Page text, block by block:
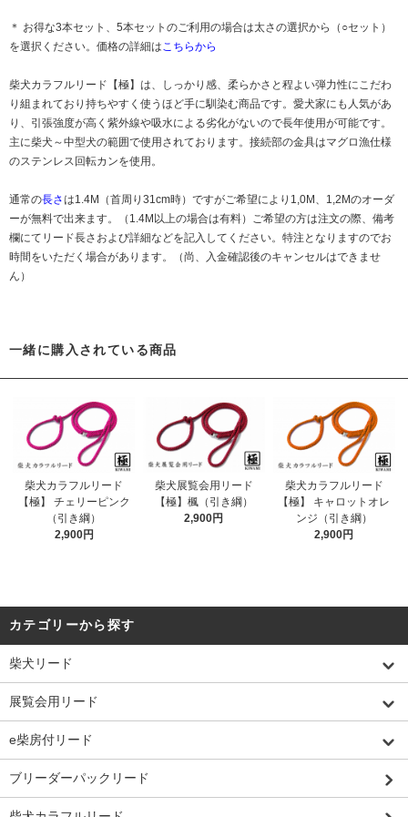
＊ お得な3本セット、5本セットのご利用の場合は太さの選択から（○セット）
を選択ください。価格の詳細はこちらから
柴犬カラフルリード【極】は、しっかり感、柔らかさと程よい弾力性にこだわ
り組まれており持ちやすく使うほど手に馴染む商品です。愛犬家にも人気があ
り、引張強度が高く紫外線や吸水による劣化がないので長年使用が可能です。
主に柴犬～中型犬の範囲で使用されております。接続部の金具はマグロ漁仕様
のステンレス回転カンを使用。
通常の長さは1.4M（首周り31cm時）ですがご希望により1,0M、1,2Mのオーダ
ーが無料で出来ます。（1.4M以上の場合は有料）ご希望の方は注文の際、備考
欄にてリード長さおよび詳細などを記入してください。特注となりますのでお
時間をいただく場合があります。（尚、入金確認後のキャンセルはできませ
ん）
一緒に購入されている商品
柴犬カラフルリード
【極】 チェリーピンク
（引き綱）
2,900円
柴犬展覧会用リード
【極】楓（引き綱）
2,900円
柴犬カラフルリード
【極】 キャロットオレ
ンジ（引き綱）
2,900円
カテゴリーから探す
柴犬リード
展覧会用リード
e柴房付リード
ブリーダーパックリード